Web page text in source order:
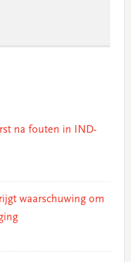
na fouten in IND-
waarschuwing om